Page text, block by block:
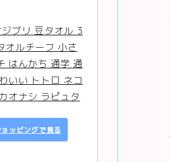
ブリ 豆タオル 3
オルチーフ 小さ
はんかち 通学 通
いい トトロ ネコ
オナシ ラピュタ
ッピングで見る